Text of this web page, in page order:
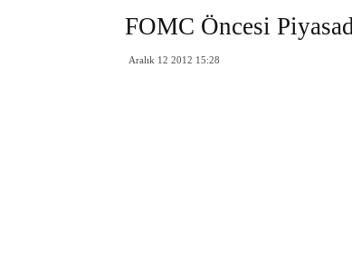
FOMC Öncesi
Aralık 12 2012 15:28